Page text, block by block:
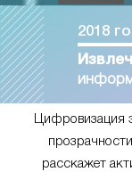
2018
Цифровизация
расскажет